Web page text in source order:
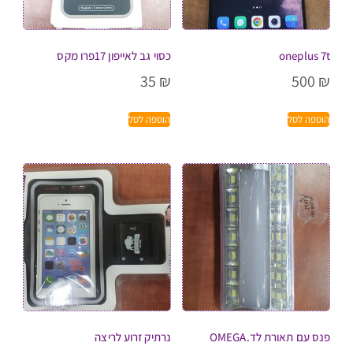
oneplus 7t
500 ₪
הוספה לסל
כסוי גב לאייפון 17פרו מקס
35 ₪
הוספה לסל
פנס עם תאורת לד.OMEGA נרתיק זרוע לריצה